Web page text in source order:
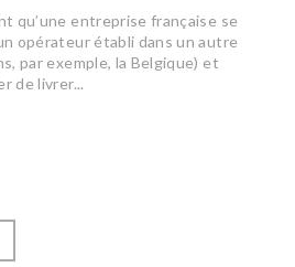
qu’une entreprise française se
opérateur établi dans un autre
par exemple, la Belgique) et
de livrer...